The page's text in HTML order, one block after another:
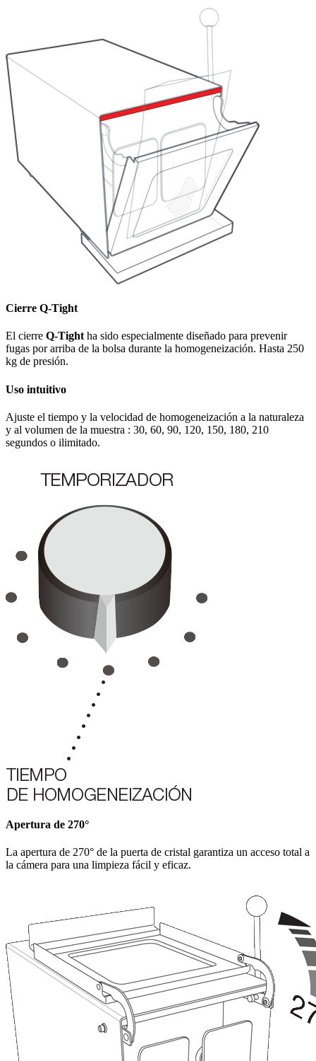
Cierre Q-Tight
El cierre Q-Tight ha sido especialmente diseñado para prevenir
fugas por arriba de la bolsa durante la homogeneización. Hasta 250
kg de presión.
Uso intuitivo
Ajuste el tiempo y la velocidad de homogeneización a la naturaleza
y al volumen de la muestra : 30, 60, 90, 120, 150, 180, 210
segundos o ilimitado.
Apertura de 270°
La apertura de 270° de la puerta de cristal garantiza un acceso total a
la cámera para una limpieza fácil y eficaz.